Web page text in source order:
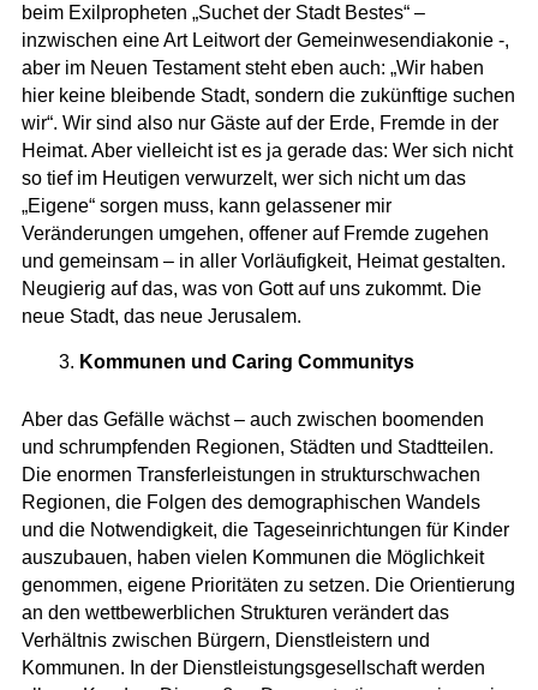
beim Exilpropheten „Suchet der Stadt Bestes“ –
inzwischen eine Art Leitwort der Gemeinwesendiakonie -,
aber im Neuen Testament steht eben auch: „Wir haben
hier keine bleibende Stadt, sondern die zukünftige suchen
wir“. Wir sind also nur Gäste auf der Erde, Fremde in der
Heimat. Aber vielleicht ist es ja gerade das: Wer sich nicht
so tief im Heutigen verwurzelt, wer sich nicht um das
„Eigene“ sorgen muss, kann gelassener mir
Veränderungen umgehen, offener auf Fremde zugehen
und gemeinsam – in aller Vorläufigkeit, Heimat gestalten.
Neugierig auf das, was von Gott auf uns zukommt. Die
neue Stadt, das neue Jerusalem.
Kommunen und Caring Communitys
Aber das Gefälle wächst – auch zwischen boomenden
und schrumpfenden Regionen, Städten und Stadtteilen.
Die enormen Transferleistungen in strukturschwachen
Regionen, die Folgen des demographischen Wandels
und die Notwendigkeit, die Tageseinrichtungen für Kinder
auszubauen, haben vielen Kommunen die Möglichkeit
genommen, eigene Prioritäten zu setzen. Die Orientierung
an den wettbewerblichen Strukturen verändert das
Verhältnis zwischen Bürgern, Dienstleistern und
Kommunen. In der Dienstleistungsgesellschaft werden